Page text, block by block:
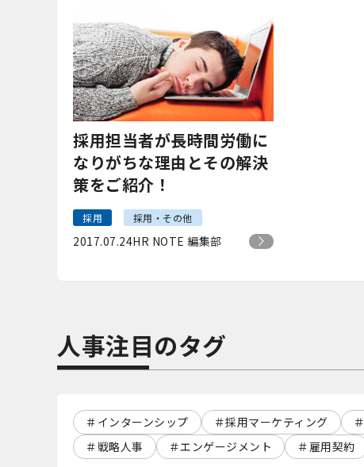
採用担当者が長時間労働に
なりがちな理由とその解決
策をご紹介！
採用 採用・その他
2017.07.24HR NOTE 編集部
人事注目のタグ
インターンシップ 採用マーケティング
戦略人事
エンゲージメント 雇用契約